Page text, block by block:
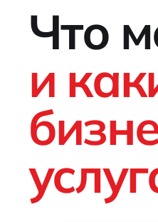
Что
и